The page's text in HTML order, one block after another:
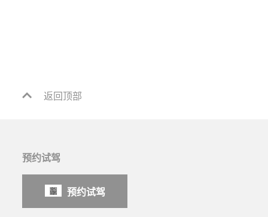
返回顶部
预约试驾
预约试驾